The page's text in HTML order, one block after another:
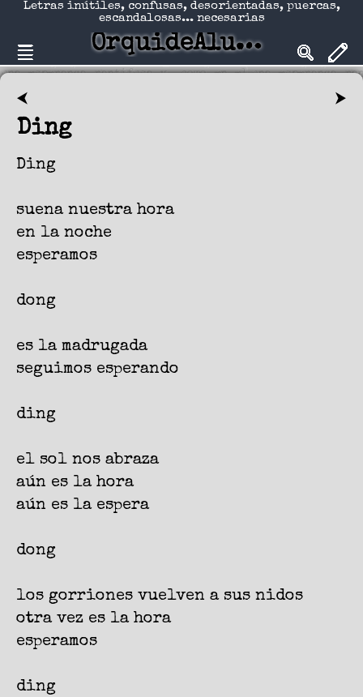
Letras inútiles, confusas, desorientadas, puercas,
escandalosas... necesarias
OrquideAlucinadA
⮜ ⮞
Ding
Ding
suena nuestra hora
en la noche
esperamos
dong
es la madrugada
seguimos esperando
ding
el sol nos abraza
aún es la hora
aún es la espera
dong
los gorriones vuelven a sus nidos
otra vez es la hora
esperamos
ding